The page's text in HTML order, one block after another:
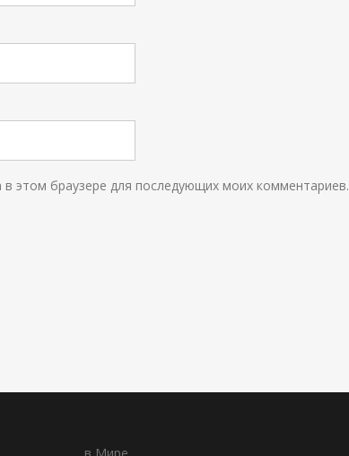
этом браузере для последующих моих комментариев.